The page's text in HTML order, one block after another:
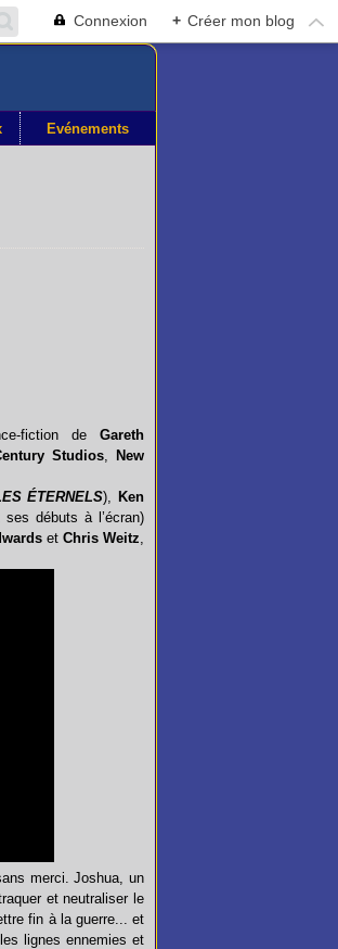
Connexion + Créer mon blog
Événements
fiction deGareth
Studios,
New
ÉTERNELS), Ken
ses débuts à l’écran)
et Chris Weitz,
merci. Joshua, un
et neutraliser le
fin à la guerre... et
lignes ennemies et